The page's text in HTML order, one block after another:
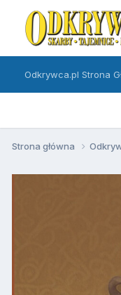
Odkrywca.pl Strona
Strona główna